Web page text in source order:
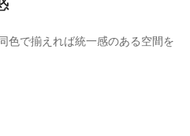
色で揃えれば統一感のある空間を